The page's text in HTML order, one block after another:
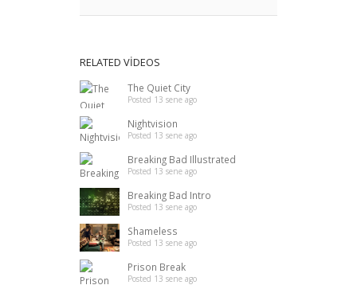
RELATED VIDEOS
The Quiet City
Posted 13 sene ago
Nightvision
Posted 13 sene ago
Breaking Bad Illustrated
Posted 13 sene ago
Breaking Bad Intro
Posted 13 sene ago
Shameless
Posted 13 sene ago
Prison Break
Posted 13 sene ago